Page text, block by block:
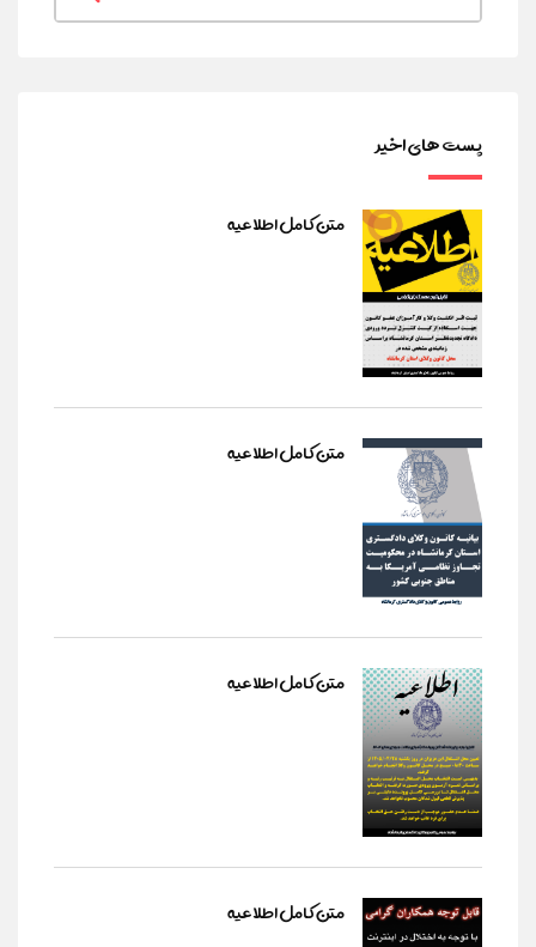
پست های اخیر
متن کامل اطلاعیه
متن کامل اطلاعیه
متن کامل اطلاعیه
متن کامل اطلاعیه